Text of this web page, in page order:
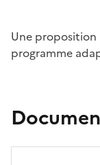
Une
programme